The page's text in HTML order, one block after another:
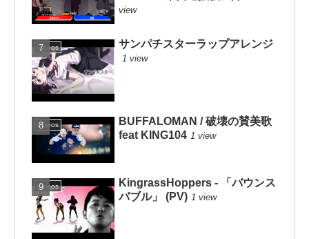
view
Videos サンパチスターラップアレンジ
1 view
Videos
BUFFALOMAN / 破壊の賛美歌
feat KING104 1 view
Videos
KingrassHoppers - 「バウンス
バブル」 (PV) 1 view